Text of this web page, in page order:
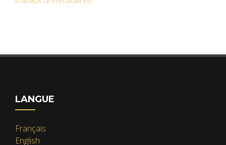
LANGUE
Français
English